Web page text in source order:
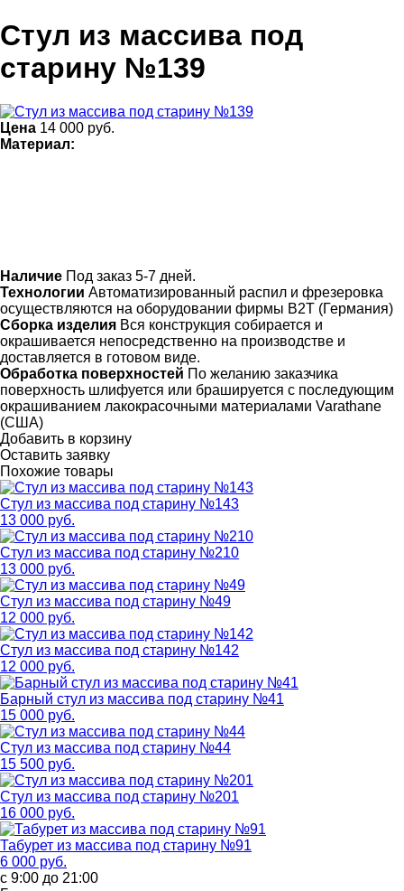
Стул из массива под
старину №139
Цена 14 000 руб.
Материал:
Наличие Под заказ 5-7 дней.
Технологии Автоматизированный распил и фрезеровка
осуществляются на оборудовании фирмы B2T (Германия)
Сборка изделия Вся конструкция собирается и
окрашивается непосредственно на производстве и
доставляется в готовом виде.
Обработка поверхностей По желанию заказчика
поверхность шлифуется или брашируется с последующим
окрашиванием лакокрасочными материалами Varathane
(США)
Добавить в корзину
Оставить заявку
Похожие товары
Стул из массива под старину №143
13 000 руб.
Стул из массива под старину №210
13 000 руб.
Стул из массива под старину №49
12 000 руб.
Стул из массива под старину №142
12 000 руб.
Барный стул из массива под старину №41
15 000 руб.
Стул из массива под старину №44
15 500 руб.
Стул из массива под старину №201
16 000 руб.
Табурет из массива под старину №91
6 000 руб.
с 9:00 до 21:00